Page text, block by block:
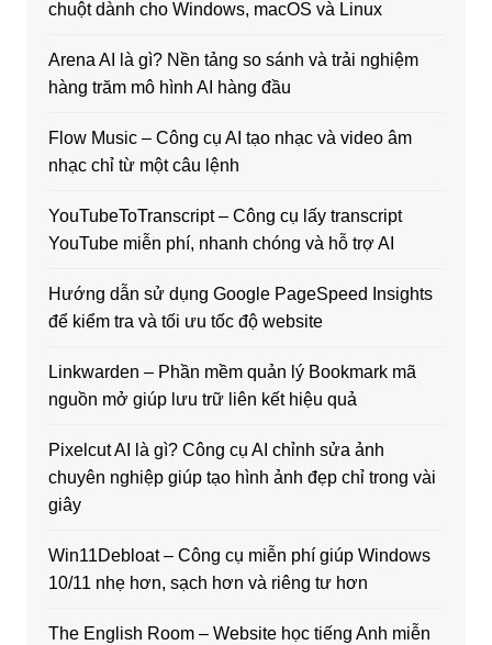
chuột dành cho Windows, macOS và Linux
Arena AI là gì? Nền tảng so sánh và trải nghiệm
hàng trăm mô hình AI hàng đầu
Flow Music – Công cụ AI tạo nhạc và video âm
nhạc chỉ từ một câu lệnh
YouTubeToTranscript – Công cụ lấy transcript
YouTube miễn phí, nhanh chóng và hỗ trợ AI
Hướng dẫn sử dụng Google PageSpeed Insights
để kiểm tra và tối ưu tốc độ website
Linkwarden – Phần mềm quản lý Bookmark mã
nguồn mở giúp lưu trữ liên kết hiệu quả
Pixelcut AI là gì? Công cụ AI chỉnh sửa ảnh
chuyên nghiệp giúp tạo hình ảnh đẹp chỉ trong vài
giây
Win11Debloat – Công cụ miễn phí giúp Windows
10/11 nhẹ hơn, sạch hơn và riêng tư hơn
The English Room – Website học tiếng Anh miễn